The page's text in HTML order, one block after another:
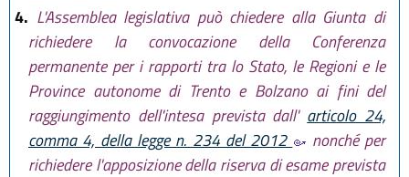
4. L'Assemblea legislativa può chiedere alla Giunta di
richiedere la convocazione della Conferenza
permanente per i rapporti tra lo Stato, le Regioni e le
Province autonome di Trento e Bolzano ai fini del
raggiungimento dell'intesa prevista dall' articolo 24,
comma 4, della legge n. 234 del 2012
nonché per
richiedere l'apposizione della riserva di esame prevista